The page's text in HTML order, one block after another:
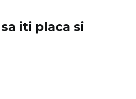
iti placa si